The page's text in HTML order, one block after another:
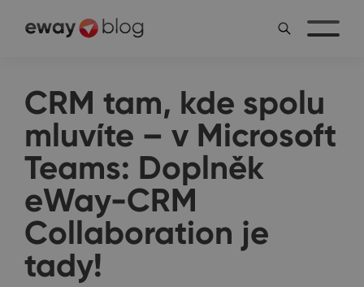
CRM tam, kde spolu
mluvíte – v Microsoft
Teams: Doplněk
eWay-CRM
Collaboration je
tady!